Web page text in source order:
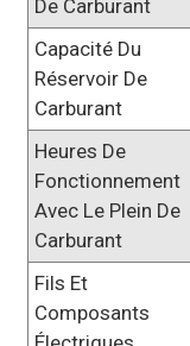
De Carburant
Capacité Du
Réservoir De
Carburant
Heures De
Fonctionnement
Avec Le Plein De
Carburant
Fils Et
Composants